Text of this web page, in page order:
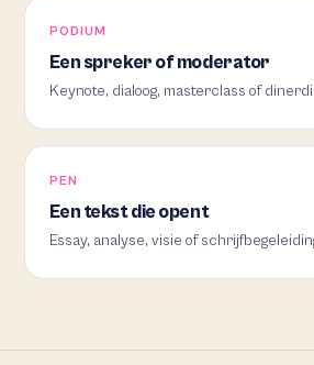
PODIUM
Een spreker of moderator
Keynote, dialoog, masterclass of
PEN
Een tekst die opent
Essay, analyse, visie of